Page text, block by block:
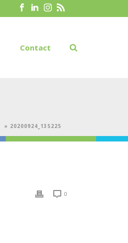
Contact
» 20200924_135225
0